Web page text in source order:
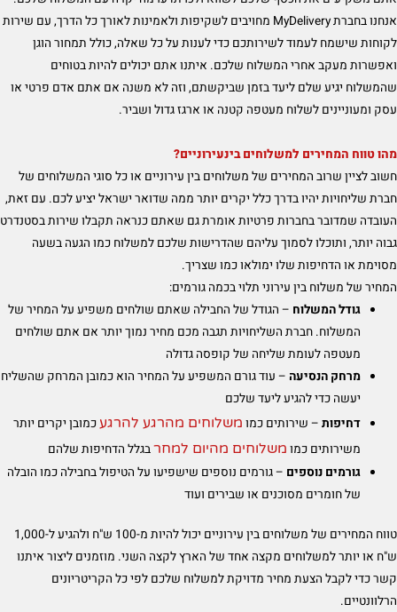
אנחנו בחברת MyDelivery מחויבים לשקיפות ולאמינות לאורך כל הדרך, עם שירות
לקוחות שישמח לעמוד לשירותכם כדי לענות על כל שאלה, כולל תמחור הוגן
ואפשרות מעקב אחרי המשלוח שלכם. איתנו אתם יכולים להיות בטוחים
שהמשלוח יגיע שלם ליעד בזמן שביקשתם, וזה לא משנה אם אתם אדם פרטי או
עסק ומעוניינים לשלוח מעטפה קטנה או ארגז גדול ושביר.
מהו טווח המחירים למשלוחים בינעירוניים?
חשוב לציין שרוב המחירים של משלוחים בין עירוניים או כל סוגי המשלוחים של
חברת שליחויות יהיו בדרך כלל יקרים יותר ממה שדואר ישראל יציע לכם. עם זאת,
העובדה שמדובר בחברות פרטיות אומרת גם שאתם כנראה תקבלו שירות בסטנדרט
גבוה יותר, ותוכלו לסמוך עליהם שהדרישות שלכם למשלוח כמו הגעה בשעה
מסוימת או הדחיפות שלו ימולאו כמו שצריך.
המחיר של משלוח בין עירוני תלוי בכמה גורמים:
גודל המשלוח – הגודל של החבילה שאתם שולחים משפיע על המחיר של
המשלוח. חברת השליחויות תגבה מכם מחיר נמוך יותר אם אתם שולחים
מעטפה לעומת שליחה של קופסה גדולה
מרחק הנסיעה – עוד גורם המשפיע על המחיר הוא כמובן המרחק שהשליח
יעשה כדי להגיע ליעד שלכם
דחיפות – שירותים כמו משלוחים מהרגע להרגע כמובן יקרים יותר
משירותים כמו משלוחים מהיום למחרבגלל הדחיפות שלהם
גורמים נוספים – גורמים נוספים שישפיעו על הטיפול בחבילה כמו הובלה
של חומרים מסוכנים או שבירים ועוד
טווח המחירים של משלוחים בין עירוניים יכול להיות מ-100 ש"ח ולהגיע ל-1,000
ש"ח או יותר למשלוחים מקצה אחד של הארץ לקצה השני. מוזמנים ליצור איתנו
קשר כדי לקבל הצעת מחיר מדויקת למשלוח שלכם לפי כל הקריטריונים
הרלוונטיים.